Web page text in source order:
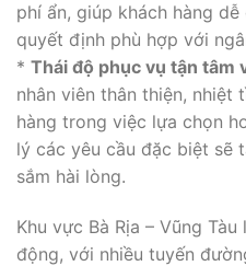
phí ẩn, giúp khách hàng
quyết định phù hợp với
* Thái độ phục vụ tận tâm
nhân viên thân thiện,
hàng trong việc lựa chọn
lý các yêu cầu đặc biệt sẽ
sắm hài lòng.
Khu vực Bà Rịa – Vũng
động, với nhiều tuyến